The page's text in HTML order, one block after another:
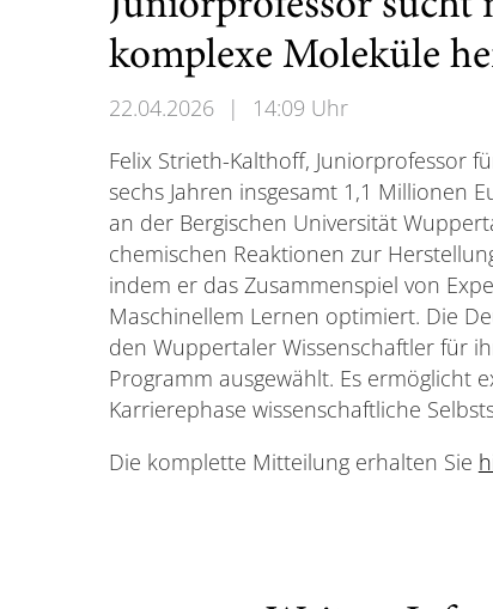
komplexe Moleküle
22.04.2026 |
14:09 Uhr
Felix Strieth-Kalthoff, Juniorprofessor
sechs Jahren insgesamt 1,1 Millionen
an der Bergischen Universität
chemischen Reaktionen zur
indem er das Zusammenspiel von
Maschinellem Lernen optimiert. Die
den Wuppertaler Wissenschaftler für
Programm ausgewählt. Es ermöglicht
Karrierephase wissenschaftliche
Die komplette Mitteilung erhalten Sie